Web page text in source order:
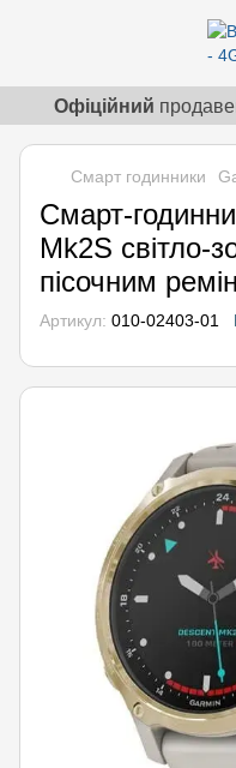
Офіційний
Смарт годинники
Смарт-
Mk2S світло-
пісочним
Артикул: 010-02403-01